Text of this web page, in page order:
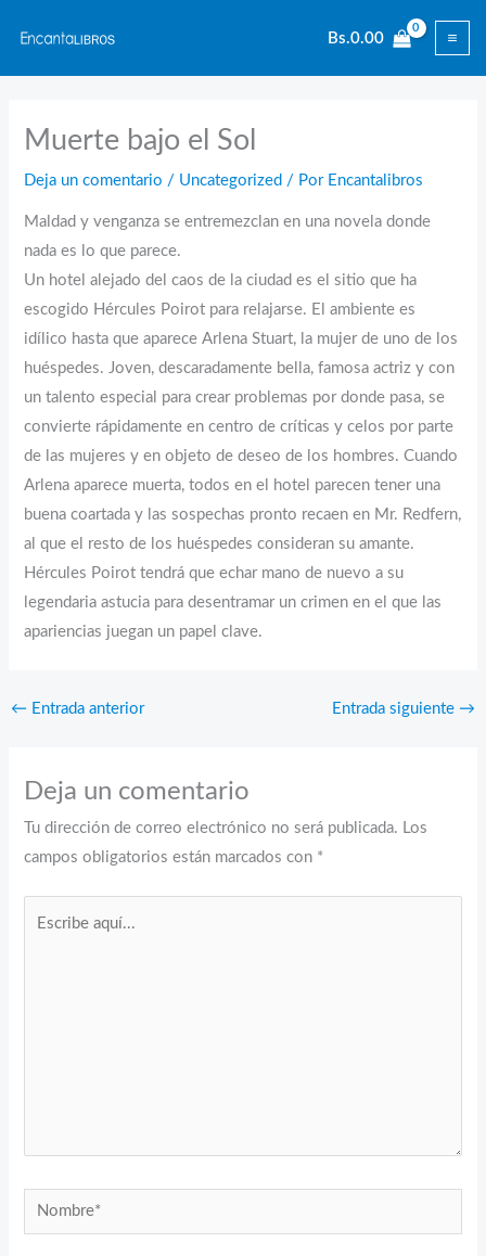
contenido
Bs.0.00
Muerte bajo el Sol
Deja un comentario / Uncategorized / Por Encantalibros
Maldad y venganza se entremezclan en una novela donde
nada es lo que parece.
Un hotel alejado del caos de la ciudad es el sitio que ha
escogido Hércules Poirot para relajarse. El ambiente es
idílico hasta que aparece Arlena Stuart, la mujer de uno de los
huéspedes. Joven, descaradamente bella, famosa actriz y con
un talento especial para crear problemas por donde pasa, se
convierte rápidamente en centro de críticas y celos por parte
de las mujeres y en objeto de deseo de los hombres. Cuando
Arlena aparece muerta, todos en el hotel parecen tener una
buena coartada y las sospechas pronto recaen en Mr. Redfern,
al que el resto de los huéspedes consideran su amante.
Hércules Poirot tendrá que echar mano de nuevo a su
legendaria astucia para desentramar un crimen en el que las
apariencias juegan un papel clave.
← Entrada anterior Entrada siguiente →
Deja un comentario
Tu dirección de correo electrónico no será publicada. Los
campos obligatorios están marcados con *
Nombre*